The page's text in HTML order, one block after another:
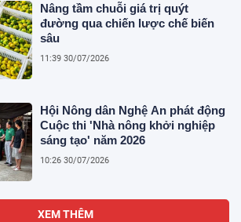
Nâng tầm chuỗi giá trị quýt
đường qua chiến lược chế biến
sâu
11:39 30/07/2026
Hội Nông dân Nghệ An phát động
Cuộc thi 'Nhà nông khởi nghiệp
sáng tạo' năm 2026
10:26 30/07/2026
XEM THÊM